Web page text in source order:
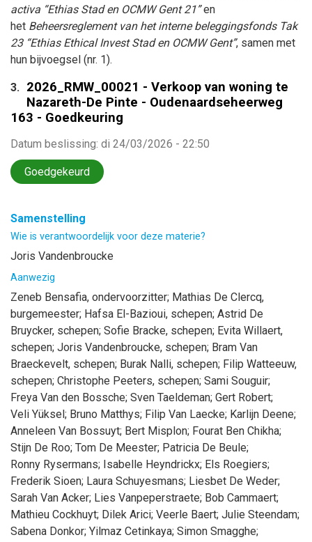
activa “Ethias Stad en OCMW Gent 21”en
het Beheersreglement van het interne beleggingsfonds Tak
23 “Ethias Ethical Invest Stad en OCMW Gent”, samen met
hun bijvoegsel (nr. 1).
3. 2026_RMW_00021 - Verkoop van woning te
Nazareth-De Pinte - Oudenaardseheerweg
163 - Goedkeuring
Datum beslissing: di 24/03/2026 - 22:50
Goedgekeurd
Samenstelling
Wie is verantwoordelijk voor deze materie?
Joris Vandenbroucke
Aanwezig
Zeneb Bensafia, ondervoorzitter; Mathias De Clercq,
burgemeester; Hafsa El-Bazioui, schepen; Astrid De
Bruycker, schepen; Sofie Bracke, schepen; Evita Willaert,
schepen; Joris Vandenbroucke, schepen; Bram Van
Braeckevelt, schepen; Burak Nalli, schepen; Filip Watteeuw,
schepen; Christophe Peeters, schepen; Sami Souguir;
Freya Van den Bossche; Sven Taeldeman; Gert Robert;
Veli Yüksel; Bruno Matthys; Filip Van Laecke; Karlijn Deene;
Anneleen Van Bossuyt; Bert Misplon; Fourat Ben Chikha;
Stijn De Roo; Tom De Meester; Patricia De Beule;
Ronny Rysermans; Isabelle Heyndrickx; Els Roegiers;
Frederik Sioen; Laura Schuyesmans; Liesbet De Weder;
Sarah Van Acker; Lies Vanpeperstraete; Bob Cammaert;
Mathieu Cockhuyt; Dilek Arici; Veerle Baert; Julie Steendam;
Sabena Donkor; Yilmaz Cetinkaya; Simon Smagghe;